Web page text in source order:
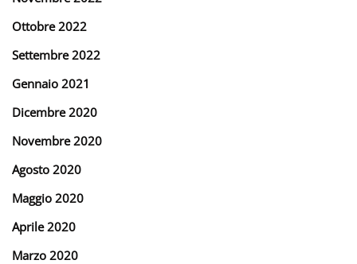
Ottobre 2022
Settembre 2022
Gennaio 2021
Dicembre 2020
Novembre 2020
Agosto 2020
Maggio 2020
Aprile 2020
Marzo 2020